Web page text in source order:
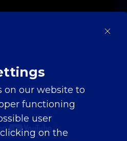
on our website to
functioning
user
on the